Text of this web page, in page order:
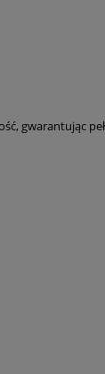
gwarantując